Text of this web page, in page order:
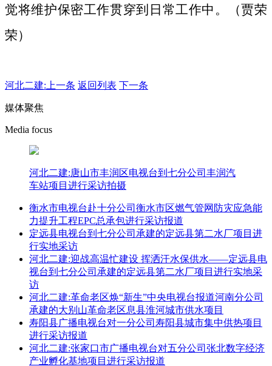
觉将维护保密工作贯穿到日常工作中。（贾荣
荣）
河北二建: 上一条 返回列表 下一条
媒体聚焦
Media focus
河北二建:唐山市丰润区电视台到七分公司丰润汽
车站项目进行采访拍摄
衡水市电视台赴十分公司衡水市区燃气管网防灾应急能
力提升工程EPC总承包进行采访报道
定远县电视台到七分公司承建的定远县第二水厂项目进
行实地采访
河北二建:迎战高温忙建设 挥洒汗水保供水——定远县电
视台到七分公司承建的定远县第二水厂项目进行实地采
访
河北二建:革命老区焕“新生”中央电视台报道河南分公司
承建的大别山革命老区息县淮河城市供水项目
寿阳县广播电视台对一分公司寿阳县城市集中供热项目
进行采访报道
河北二建:张家口市广播电视台对五分公司张北数字经济
产业孵化基地项目进行采访报道